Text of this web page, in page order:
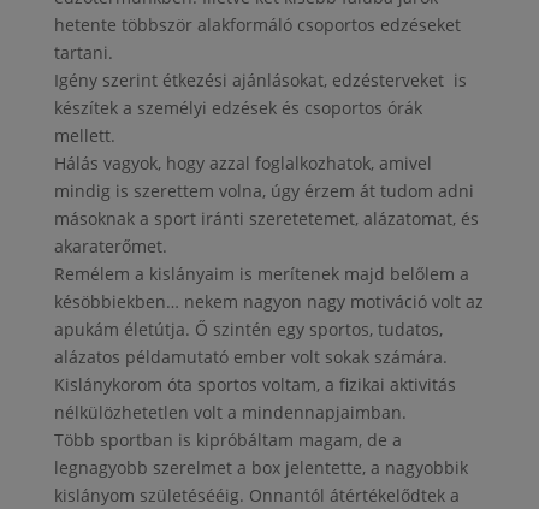
hetente többször alakformáló csoportos edzéseket
tartani.
Igény szerint étkezési ajánlásokat, edzésterveket is
készítek a személyi edzések és csoportos órák
mellett.
Hálás vagyok, hogy azzal foglalkozhatok, amivel
mindig is szerettem volna, úgy érzem át tudom adni
másoknak a sport iránti szeretetemet, alázatomat, és
akaraterőmet.
Remélem a kislányaim is merítenek majd belőlem a
késöbbiekben… nekem nagyon nagy motiváció volt az
apukám életútja. Ő szintén egy sportos, tudatos,
alázatos példamutató ember volt sokak számára.
Kislánykorom óta sportos voltam, a fizikai aktivitás
nélkülözhetetlen volt a mindennapjaimban.
Több sportban is kipróbáltam magam, de a
legnagyobb szerelmet a box jelentette, a nagyobbik
kislányom születésééig. Onnantól átértékelődtek a